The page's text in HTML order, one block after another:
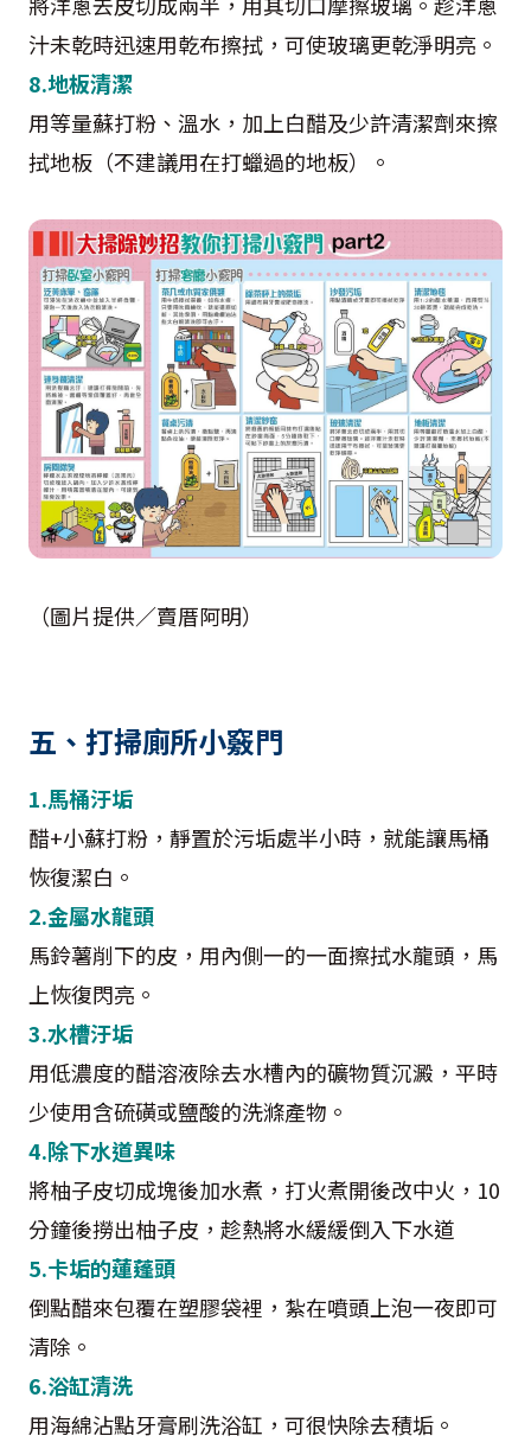
汁未乾時迅速用乾布擦拭，可使玻璃更乾淨明亮。
8.地板清潔
用等量蘇打粉、溫水，加上白醋及少許清潔劑來擦
拭地板（不建議用在打蠟過的地板）。
（圖片提供／賣厝阿明）
五、打掃廁所小竅門
1.馬桶汙垢
醋+小蘇打粉，靜置於污垢處半小時，就能讓馬桶
恢復潔白。
2.金屬水龍頭
馬鈴薯削下的皮，用內側一的一面擦拭水龍頭，馬
上恢復閃亮。
3.水槽汙垢
用低濃度的醋溶液除去水槽內的礦物質沉澱，平時
少使用含硫磺或鹽酸的洗滌產物。
4.除下水道異味
將柚子皮切成塊後加水煮，打火煮開後改中火，10
分鐘後撈出柚子皮，趁熱將水緩緩倒入下水道
5.卡垢的蓮蓬頭
倒點醋來包覆在塑膠袋裡，紮在噴頭上泡一夜即可
清除。
6.浴缸清洗
用海綿沾點牙膏刷洗浴缸，可很快除去積垢。